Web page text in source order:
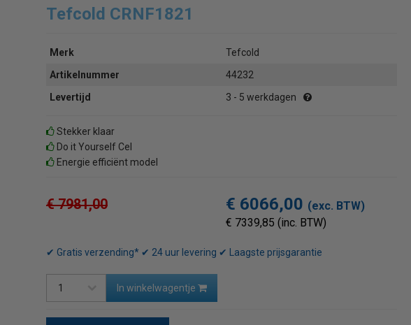
Tefcold CRNF1821
Merk
Tefcold
Artikelnummer
44232
Levertijd
3 - 5 werkdagen
Stekker klaar
Do it Yourself Cel
Energie efficiënt model
€ 7981,00 € 6066,00 (exc. BTW)
€ 7339,85 (inc. BTW)
✔ Gratis verzending* ✔ 24 uur levering ✔ Laagste prijsgarantie
In winkelwagentje